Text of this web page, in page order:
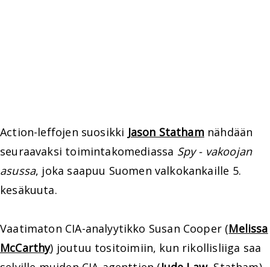
Action-leffojen suosikki Jason Stathamnähdään
seuraavaksi toimintakomediassa Spy - vakoojan
asussa, joka saapuu Suomen valkokankaille 5.
kesäkuuta.
Vaatimaton CIA-analyytikko Susan Cooper (Melissa
McCarthy) joutuu tositoimiin, kun rikollisliiga saa